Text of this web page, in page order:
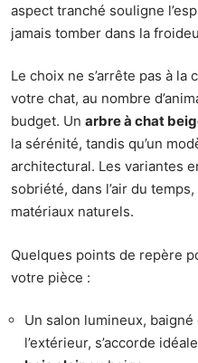
aspect tranché souligne
jamais tomber dans la
Le choix ne s’arrête pas à la
votre chat, au nombre
budget. Un arbre à chat
la sérénité, tandis qu’un
architectural. Les variantes
sobriété, dans l’air du
matériaux naturels.
Quelques points de repère
votre pièce :
Un salon lumineux,
l’extérieur, s’accorde